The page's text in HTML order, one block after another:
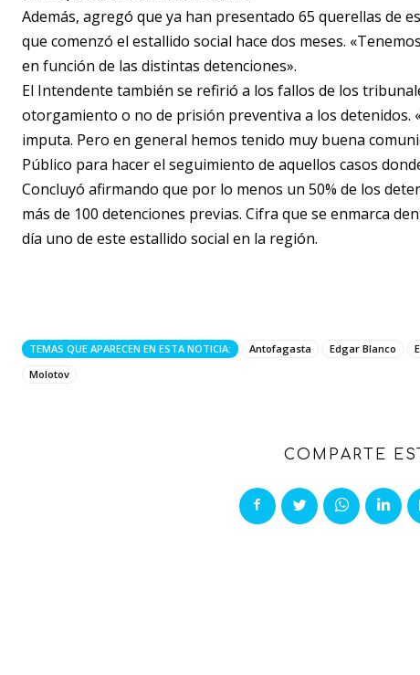
Además, agregó que ya han presentado 65 querellas de
que comenzó el estallido social hace dos meses.
en función de las distintas detenciones».
El Intendente también se refirió a los fallos de los
otorgamiento o no de prisión preventiva a los detenidos.
imputa. Pero en general hemos tenido muy buena
Público para hacer el seguimiento de aquellos casos
Concluyó afirmando que por lo menos un 50% de los
más de 100 detenciones previas. Cifra que se enmarca
día uno de este estallido social en la región.
TEMAS QUE APARECEN EN ESTA NOTICIA: Antofagasta Edgar Blanco
Molotov
COMPARTE